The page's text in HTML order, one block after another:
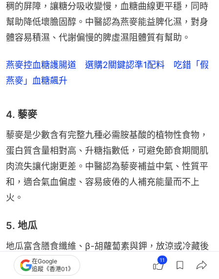
稠的屏障，讓糖分吸收變慢，血糖曲線更平穩，同時
幫助降低壞膽固醇。中醫認為燕麥能益脾化濕，對身
體容易積濕、代謝偏慢的脾虛濕阻體質有幫助。
燕麥控血糖護腸道 選購2關鍵認準1配料 吃錯「假
燕麥」血糖飆升
4. 藜麥
藜麥是少數含有完整九種必需胺基酸的植物性食物，
蛋白質含量相對高、升糖指數低，可避免節食期間肌
肉流失讓代謝更差。中醫認為藜麥補益中氣、性質平
和，適合氣血偏虛、容易疲倦的人補充能量而不上
火。
5. 地瓜
地瓜富含膳食纖維、β-胡蘿蔔素與鉀，放涼或冷藏後
抗性澱粉的比例還會增加，血糖上升速度更慢。中醫
在Google
追蹤《香港01》
11